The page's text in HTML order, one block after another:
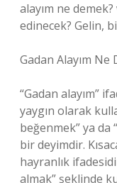
alayım ne
edinecek? Gelin,
Gadan Alayım Ne
“Gadan alayım”
yaygın olarak
beğenmek” ya da
bir deyimdir.
hayranlık
almak” şeklinde